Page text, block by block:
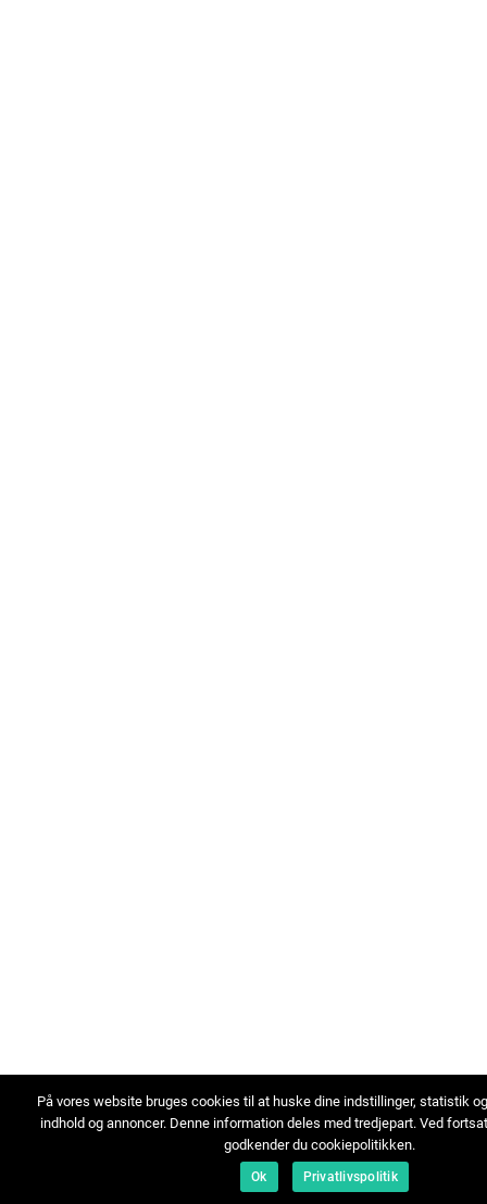
På vores website bruges cookies til at huske dine indstillinger, statistik
indhold og annoncer. Denne information deles med tredjepart. Ved
godkender du cookiepolitikken.
Ok Privatlivspolitik